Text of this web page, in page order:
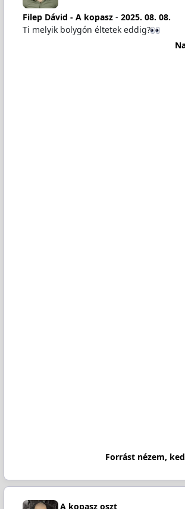
Filep Dávid - A kopasz- 2025. 08. 08.
Ti melyik bolygón éltetek eddig?
Forrást nézem,
A kopasz oszt